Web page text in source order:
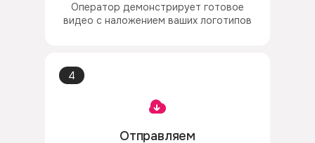
Отправляем
4
Оператор демонстрирует готовое
видео с наложением ваших логотипов